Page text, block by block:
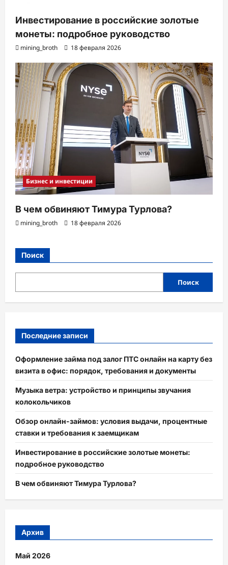
Инвестирование в российские золотые
монеты: подробное руководство
mining_broth 18 февраля 2026
Бизнес и инвестиции
В чем обвиняют Тимура Турлова?
mining_broth 18 февраля 2026
Поиск
Поиск
Последние записи
Оформление займа под залог ПТС онлайн на карту без
визита в офис: порядок, требования и документы
Музыка ветра: устройство и принципы звучания
колокольчиков
Обзор онлайн-займов: условия выдачи, процентные
ставки и требования к заемщикам
Инвестирование в российские золотые монеты:
подробное руководство
В чем обвиняют Тимура Турлова?
Архив
Май 2026